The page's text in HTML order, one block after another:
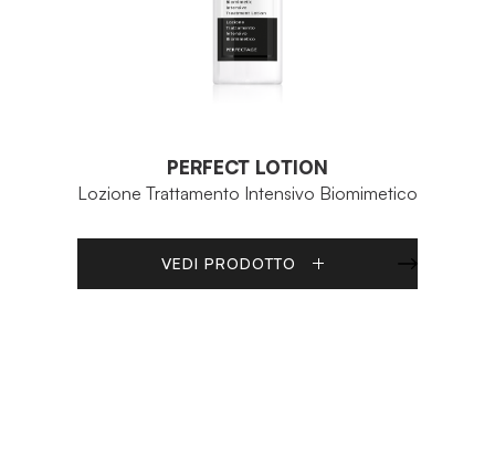
PERFECT LOTION
Lozione Trattamento Intensivo Biomimetico
VEDI PRODOTTO